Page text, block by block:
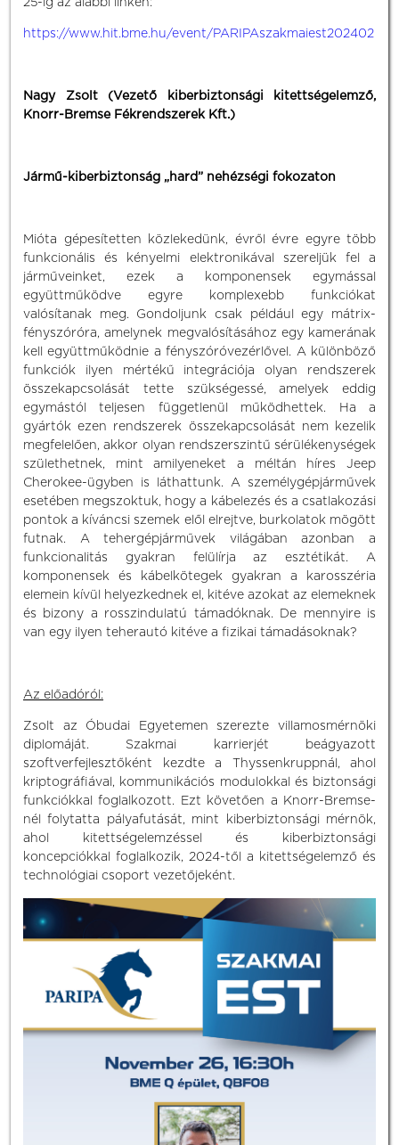
25-ig az alábbi linken:
https://www.hit.bme.hu/event/PARIPAszakmaiest202402
Nagy Zsolt (Vezető kiberbiztonsági kitettségelemző,
Knorr-Bremse Fékrendszerek Kft.)
Jármű-kiberbiztonság „hard” nehézségi fokozaton
Mióta gépesítetten közlekedünk, évről évre egyre több
funkcionális és kényelmi elektronikával szereljük fel a
járműveinket, ezek a komponensek egymással
együttműködve egyre komplexebb funkciókat
valósítanak meg. Gondoljunk csak például egy mátrix-
fényszóróra, amelynek megvalósításához egy kamerának
kell együttműködnie a fényszóróvezérlővel. A különböző
funkciók ilyen mértékű integrációja olyan rendszerek
összekapcsolását tette szükségessé, amelyek eddig
egymástól teljesen függetlenül működhettek. Ha a
gyártók ezen rendszerek összekapcsolását nem kezelik
megfelelően, akkor olyan rendszerszintű sérülékenységek
születhetnek, mint amilyeneket a méltán híres Jeep
Cherokee-ügyben is láthattunk. A személygépjárművek
esetében megszoktuk, hogy a kábelezés és a csatlakozási
pontok a kíváncsi szemek elől elrejtve, burkolatok mögött
futnak. A tehergépjárművek világában azonban a
funkcionalitás gyakran felülírja az esztétikát. A
komponensek és kábelkötegek gyakran a karosszéria
elemein kívül helyezkednek el, kitéve azokat az elemeknek
és bizony a rosszindulatú támadóknak. De mennyire is
van egy ilyen teherautó kitéve a fizikai támadásoknak?
Az előadóról:
Zsolt az Óbudai Egyetemen szerezte villamosmérnöki
diplomáját. Szakmai karrierjét beágyazott
szoftverfejlesztőként kezdte a Thyssenkruppnál, ahol
kriptográfiával, kommunikációs modulokkal és biztonsági
funkciókkal foglalkozott. Ezt követően a Knorr-Bremse-
nél folytatta pályafutását, mint kiberbiztonsági mérnök,
ahol kitettségelemzéssel és kiberbiztonsági
koncepciókkal foglalkozik, 2024-től a kitettségelemző és
technológiai csoport vezetőjeként.